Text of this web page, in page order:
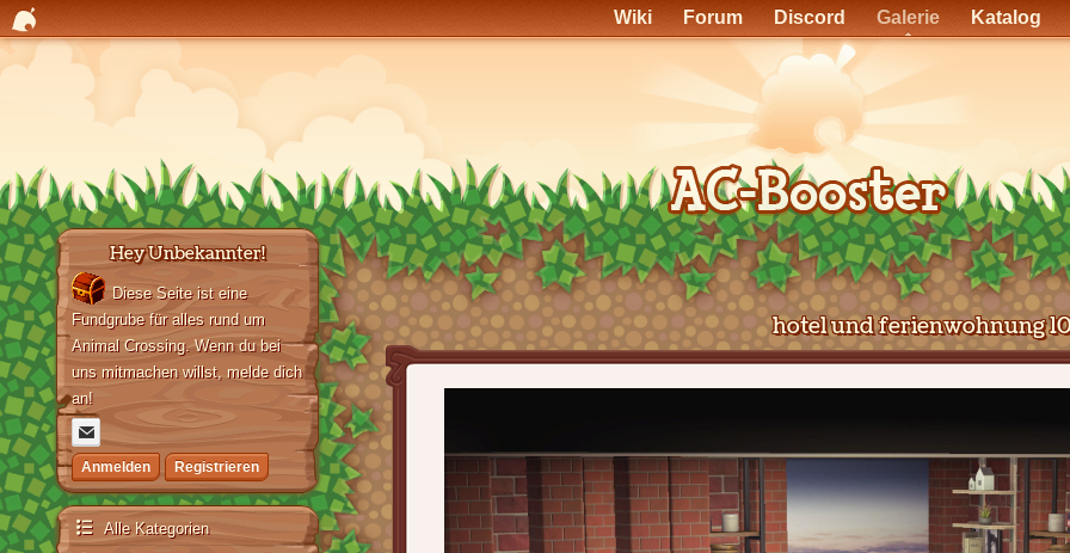
Wiki Forum Discord Galerie Katalog
Hey Unbekannter!
Diese Seite ist eine
Fundgrube für alles rund um
Animal Crossing. Wenn du bei
uns mitmachen willst, melde dich
an!
Anmelden Registrieren
Alle Kategorien
hotel und ferienwohnung